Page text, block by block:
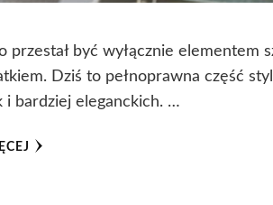
przestał być wyłącznie elementem
Dziś to pełnoprawna część
i bardziej eleganckich. …